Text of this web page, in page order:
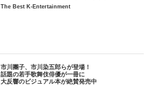
The Best K-Entertainment
市川團子、市川染五郎らが登場！
話題の若手歌舞伎俳優が一冊に
大反響のビジュアル本が絶賛発売中